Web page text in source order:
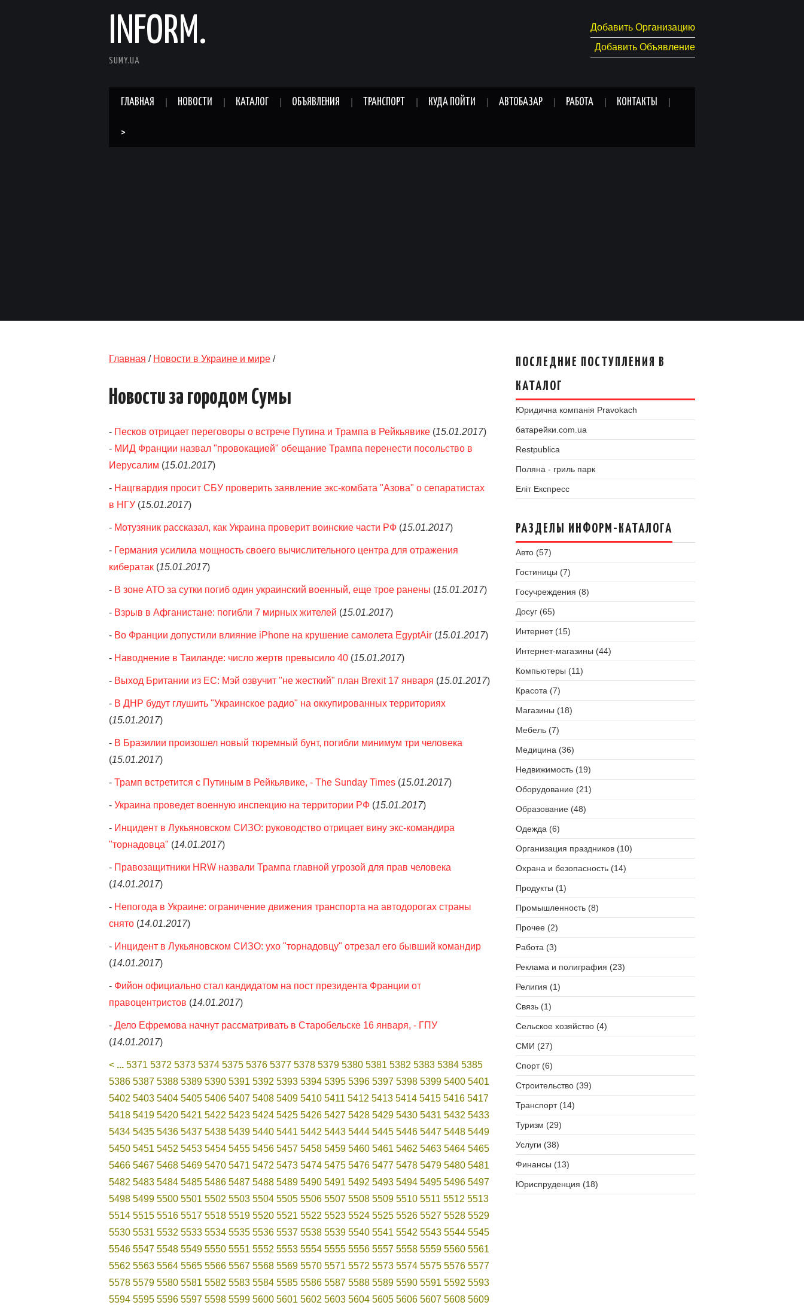
INFORM.
SUMY.UA
Добавить Организацию
Добавить Объявление
ГЛАВНАЯ НОВОСТИ КАТАЛОГ ОБЪЯВЛЕНИЯ ТРАНСПОРТ КУДА ПОЙТИ АВТОБАЗАР РАБОТА КОНТАКТЫ
>
Главная / Новости в Украине и мире /
Новости за городом Сумы
- Песков отрицает переговоры о встрече Путина и Трампа в Рейкьявике (15.01.2017)
- МИД Франции назвал "провокацией" обещание Трампа перенести посольство в
Иерусалим (15.01.2017)
- Нацгвардия просит СБУ проверить заявление экс-комбата "Азова" о сепаратистах
в НГУ (15.01.2017)
- Мотузяник рассказал, как Украина проверит воинские части РФ (15.01.2017)
- Германия усилила мощность своего вычислительного центра для отражения
кибератак (15.01.2017)
- В зоне АТО за сутки погиб один украинский военный, еще трое ранены (15.01.2017)
- Взрыв в Афганистане: погибли 7 мирных жителей (15.01.2017)
- Во Франции допустили влияние iPhone на крушение самолета EgyptAir (15.01.2017)
- Наводнение в Таиланде: число жертв превысило 40 (15.01.2017)
- Выход Британии из ЕС: Мэй озвучит "не жесткий" план Brexit 17 января (15.01.2017)
- В ДНР будут глушить "Украинское радио" на оккупированных территориях
(15.01.2017)
- В Бразилии произошел новый тюремный бунт, погибли минимум три человека
(15.01.2017)
- Трамп встретится с Путиным в Рейкьявике, - The Sunday Times (15.01.2017)
- Украина проведет военную инспекцию на территории РФ (15.01.2017)
- Инцидент в Лукьяновском СИЗО: руководство отрицает вину экс-командира
"торнадовца" (14.01.2017)
- Правозащитники HRW назвали Трампа главной угрозой для прав человека
(14.01.2017)
- Непогода в Украине: ограничение движения транспорта на автодорогах страны
снято (14.01.2017)
- Инцидент в Лукьяновском СИЗО: ухо "торнадовцу" отрезал его бывший командир
(14.01.2017)
- Фийон официально стал кандидатом на пост президента Франции от
правоцентристов (14.01.2017)
- Дело Ефремова начнут рассматривать в Старобельске 16 января, - ГПУ
(14.01.2017)
< ... 5371 5372 5373 5374 5375 5376 5377 5378 5379 5380 5381 5382 5383 5384 5385
5386 5387 5388 5389 5390 5391 5392 5393 5394 5395 5396 5397 5398 5399 5400 5401
5402 5403 5404 5405 5406 5407 5408 5409 5410 5411 5412 5413 5414 5415 5416 5417
5418 5419 5420 5421 5422 5423 5424 5425 5426 5427 5428 5429 5430 5431 5432 5433
5434 5435 5436 5437 5438 5439 5440 5441 5442 5443 5444 5445 5446 5447 5448 5449
5450 5451 5452 5453 5454 5455 5456 5457 5458 5459 5460 5461 5462 5463 5464 5465
5466 5467 5468 5469 5470 5471 5472 5473 5474 5475 5476 5477 5478 5479 5480 5481
5482 5483 5484 5485 5486 5487 5488 5489 5490 5491 5492 5493 5494 5495 5496 5497
5498 5499 5500 5501 5502 5503 5504 5505 5506 5507 5508 5509 5510 5511 5512 5513
5514 5515 5516 5517 5518 5519 5520 5521 5522 5523 5524 5525 5526 5527 5528 5529
5530 5531 5532 5533 5534 5535 5536 5537 5538 5539 5540 5541 5542 5543 5544 5545
5546 5547 5548 5549 5550 5551 5552 5553 5554 5555 5556 5557 5558 5559 5560 5561
5562 5563 5564 5565 5566 5567 5568 5569 5570 5571 5572 5573 5574 5575 5576 5577
5578 5579 5580 5581 5582 5583 5584 5585 5586 5587 5588 5589 5590 5591 5592 5593
5594 5595 5596 5597 5598 5599 5600 5601 5602 5603 5604 5605 5606 5607 5608 5609
ПОСЛЕДНИЕ ПОСТУПЛЕНИЯ В
КАТАЛОГ
Юридична компанія Pravokach
батарейки.com.ua
Restpublica
Поляна - гриль парк
Еліт Експресс
РАЗДЕЛЫ ИНФОРМ-КАТАЛОГА
Авто (57)
Гостиницы (7)
Госучреждения (8)
Досуг (65)
Интернет (15)
Интернет-магазины (44)
Компьютеры (11)
Красота (7)
Магазины (18)
Мебель (7)
Медицина (36)
Недвижимость (19)
Оборудование (21)
Образование (48)
Одежда (6)
Организация праздников (10)
Охрана и безопасность (14)
Продукты (1)
Промышленность (8)
Прочее (2)
Работа (3)
Реклама и полиграфия (23)
Религия (1)
Связь (1)
Сельское хозяйство (4)
СМИ (27)
Спорт (6)
Строительство (39)
Транспорт (14)
Туризм (29)
Услуги (38)
Финансы (13)
Юриспруденция (18)